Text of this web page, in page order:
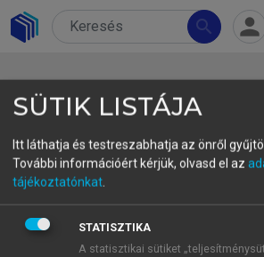
search person
SÜTIK LISTÁJA
Itt láthatja és testreszabhatja az önről
További információért kérjük, olvasd el az
tájékoztatónkat.
STATISZTIKA
A statisztikai sütiket